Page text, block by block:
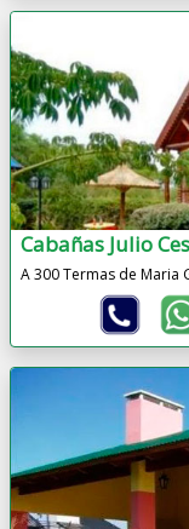
Cabañas Julio
A 300 Termas de Maria